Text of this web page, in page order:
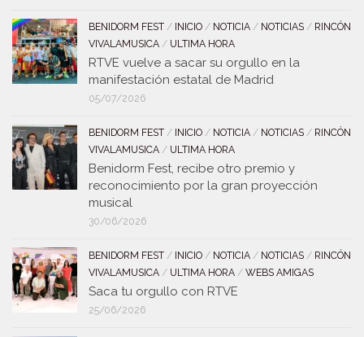
BENIDORM FEST / INICIO / NOTICIA / NOTICIAS / RINCÓN
VIVALAMUSICA / ULTIMA HORA
RTVE vuelve a sacar su orgullo en la
manifestación estatal de Madrid
05/07/2026
BENIDORM FEST / INICIO / NOTICIA / NOTICIAS / RINCÓN
VIVALAMUSICA / ULTIMA HORA
Benidorm Fest, recibe otro premio y
reconocimiento por la gran proyección
musical
30/06/2026
BENIDORM FEST / INICIO / NOTICIA / NOTICIAS / RINCÓN
VIVALAMUSICA / ULTIMA HORA / WEBS AMIGAS
Saca tu orgullo con RTVE
25/06/2026